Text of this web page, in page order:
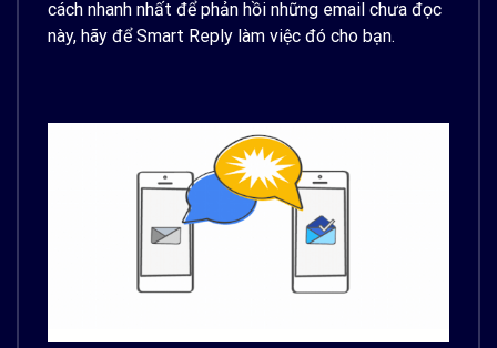
cách nhanh nhất để phản hồi những email chưa đọc
này, hãy để Smart Reply làm việc đó cho bạn.